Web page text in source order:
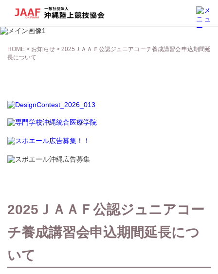
お知らせ
HOME > お知らせ> 2025ＪＡＡＦ公認ジュニアコーチ養成講習会申込期間延
長について
2025ＪＡＡＦ公認ジュニアコー
チ養成講習会申込期間延長につ
いて